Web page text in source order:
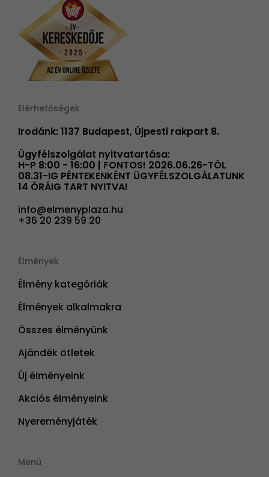
Elérhetőségek
Irodánk: 1137 Budapest, Újpesti rakpart 8.
Ügyfélszolgálat nyitvatartása:
H-P 8:00 - 16:00 | FONTOS! 2026.06.26-TÓL
08.31-IG PÉNTEKENKÉNT ÜGYFÉLSZOLGÁLATUNK
14 ÓRÁIG TART NYITVA!
info@elmenyplaza.hu
+36 20 239 59 20
Élmények
Élmény kategóriák
Élmények alkalmakra
Összes élményünk
Ajándék ötletek
Új élményeink
Akciós élményeink
Nyereményjáték
Menü